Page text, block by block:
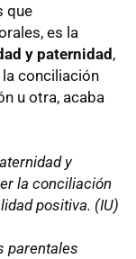
que
es la
y paternidad ,
conciliación
u otra, acaba
y
la conciliación
positiva. (IU)
parentales